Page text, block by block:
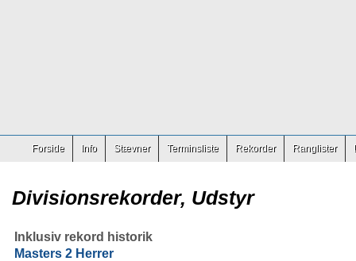
Forside Info Stævner Terminsliste Rekorder Ranglister
Divisionsrekorder, Udstyr
Inklusiv rekord historik
Masters 2 Herrer